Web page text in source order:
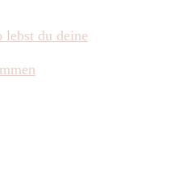
du deine